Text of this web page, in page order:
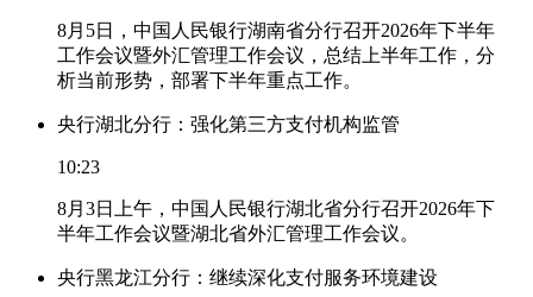
8月5日，中国人民银行湖南省分行召开2026年下半年
工作会议暨外汇管理工作会议，总结上半年工作，分
析当前形势，部署下半年重点工作。
央行湖北分行：强化第三方支付机构监管
10:23
8月3日上午，中国人民银行湖北省分行召开2026年下
半年工作会议暨湖北省外汇管理工作会议。
央行黑龙江分行：继续深化支付服务环境建设